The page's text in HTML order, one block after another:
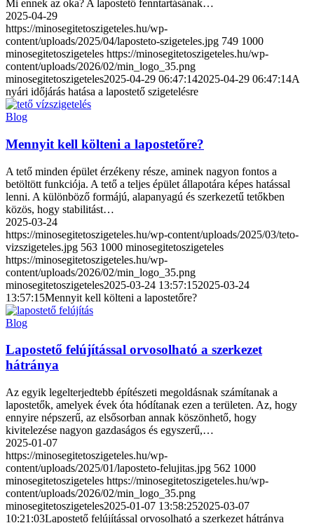
Mi ennek az oka? A lapostető fenntartásának…
2025-04-29
https://minosegitetoszigeteles.hu/wp-
content/uploads/2025/04/laposteto-szigeteles.jpg 749 1000
minosegitetoszigeteles https://minosegitetoszigeteles.hu/wp-
content/uploads/2026/02/min_logo_35.png
minosegitetoszigeteles2025-04-29 06:47:142025-04-29 06:47:14A
nyári időjárás hatása a lapostető szigetelésre
Blog
Mennyit kell költeni a lapostetőre?
A tető minden épület érzékeny része, aminek nagyon fontos a
betöltött funkciója. A tető a teljes épület állapotára képes hatással
lenni. A különböző formájú, alapanyagú és szerkezetű tetőkben
közös, hogy stabilitást…
2025-03-24
https://minosegitetoszigeteles.hu/wp-content/uploads/2025/03/teto-
vizszigeteles.jpg 563 1000 minosegitetoszigeteles
https://minosegitetoszigeteles.hu/wp-
content/uploads/2026/02/min_logo_35.png
minosegitetoszigeteles2025-03-24 13:57:152025-03-24
13:57:15Mennyit kell költeni a lapostetőre?
Blog
Lapostető felújítással orvosolható a szerkezet
hátránya
Az egyik legelterjedtebb építészeti megoldásnak számítanak a
lapostetők, amelyek évek óta hódítanak ezen a területen. Az, hogy
ennyire népszerű, az elsősorban annak köszönhető, hogy
kivitelezése nagyon gazdaságos és egyszerű,…
2025-01-07
https://minosegitetoszigeteles.hu/wp-
content/uploads/2025/01/laposteto-felujitas.jpg 562 1000
minosegitetoszigeteles https://minosegitetoszigeteles.hu/wp-
content/uploads/2026/02/min_logo_35.png
minosegitetoszigeteles2025-01-07 13:58:252025-03-07
10:21:03Lapostető felújítással orvosolható a szerkezet hátránya